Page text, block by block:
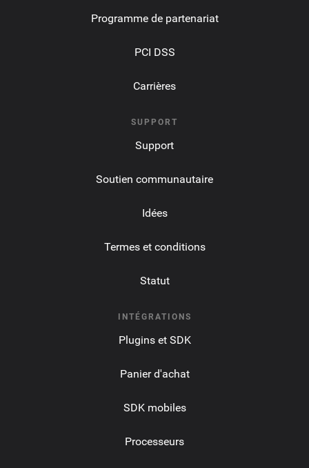
Programme de partenariat
PCI DSS
Carrières
SUPPORT
Support
Soutien communautaire
Idées
Termes et conditions
Statut
INTÉGRATIONS
Plugins et SDK
Panier d'achat
SDK mobiles
Processeurs